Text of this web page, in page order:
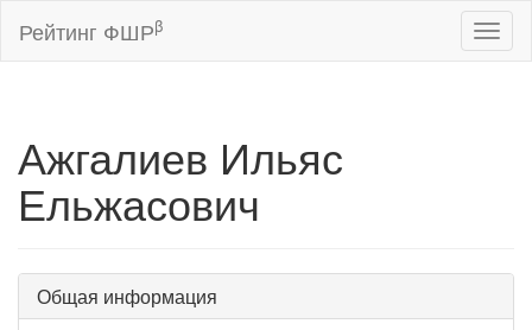
Рейтинг ФШРβ
Ажгалиев Ильяс
Ельжасович
Общая информация